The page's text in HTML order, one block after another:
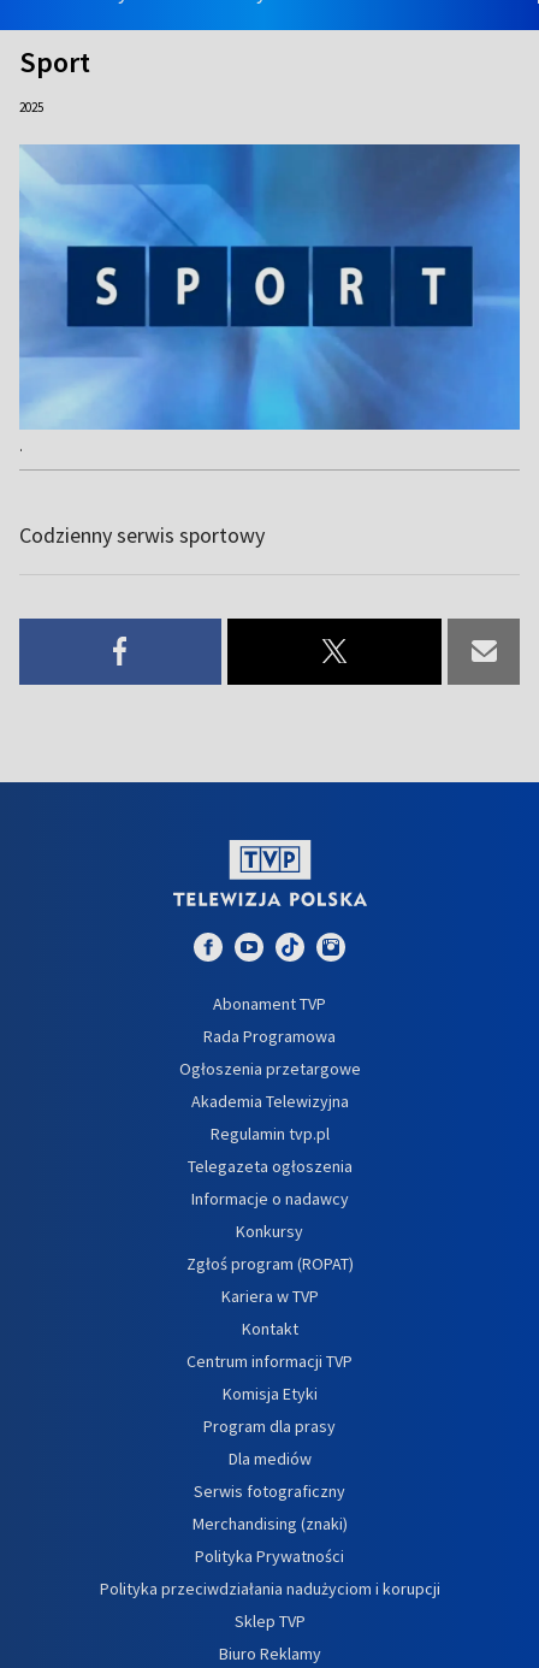
Sport
2025
.
Codzienny serwis sportowy
Abonament TVP
Rada Programowa
Ogłoszenia przetargowe
Akademia Telewizyjna
Regulamin tvp.pl
Telegazeta ogłoszenia
Informacje o nadawcy
Konkursy
Zgłoś program (ROPAT)
Kariera w TVP
Kontakt
Centrum informacji TVP
Komisja Etyki
Program dla prasy
Dla mediów
Serwis fotograficzny
Merchandising (znaki)
Polityka Prywatności
Polityka przeciwdziałania nadużyciom i korupcji
Sklep TVP
Biuro Reklamy